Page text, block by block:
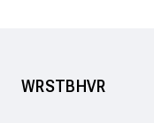
WRSTBHVR